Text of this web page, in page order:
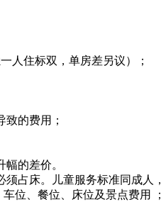
人住标双，单房差另议）；
的费用；
的差价。
占床。儿童服务标准同成人
位、餐位、床位及景点费用 ；